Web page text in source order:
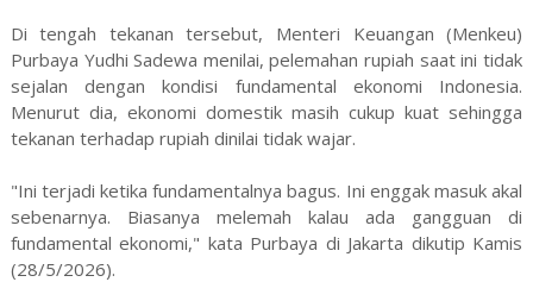
Di tengah tekanan tersebut, Menteri Keuangan (Menkeu)
Purbaya Yudhi Sadewa menilai, pelemahan rupiah saat ini tidak
sejalan dengan kondisi fundamental ekonomi Indonesia.
Menurut dia, ekonomi domestik masih cukup kuat sehingga
tekanan terhadap rupiah dinilai tidak wajar.
"Ini terjadi ketika fundamentalnya bagus. Ini enggak masuk akal
sebenarnya. Biasanya melemah kalau ada gangguan di
fundamental ekonomi," kata Purbaya di Jakarta dikutip Kamis
(28/5/2026).